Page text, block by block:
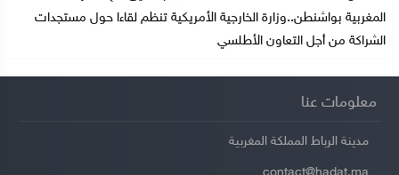
المغربية بواشنطن..وزارة الخارجية الأمريكية تنظم لقاءا حول مستجدات
الشراكة من أجل التعاون الأطلسي
معلومات عنا
مدينة الرباط المملكة المغربية